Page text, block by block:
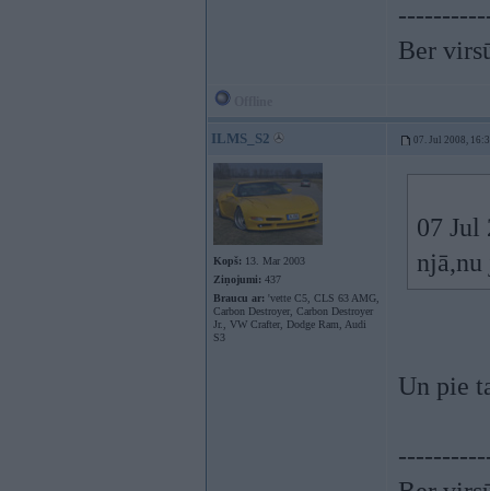
Ber
ILMS_S2 07. Jul 2008,
Kopš: 13. Mar 2003
Ziņojumi: 437
Braucu ar: 'vette C5, CLS 63 AMG,
Carbon Destroyer, Carbon Destroyer
Jr., VW Crafter, Dodge Ram, Audi
S3
07 Jul
Un pie